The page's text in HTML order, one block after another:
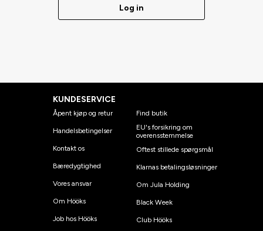
Log in
KUNDESERVICE
Åpent kjøp og retur
Handelsbetingelser
Kontakt os
Bæredygtighed
Vores ansvar
Om Hööks
Job hos Hööks
Find butik
EU's forsikring om
overensstemmelse
Oftest stillede spørgsmål
Klarnas betalingsløsninger
Om Jula Holding
Black Week
Club Hööks